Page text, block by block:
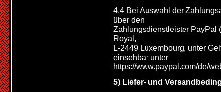
4.4 Bei Auswahl der
über den
Zahlungsdienstleister PayPal
Royal,
L-2449 Luxembourg, unter
einsehbar unter
https://www.paypal.com/de/
5) Liefer- und